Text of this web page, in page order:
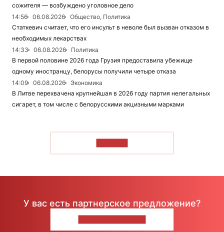
сожителя — возбуждено уголовное дело
14:56
06.08.2026
Общество, Политика
Статкевич считает, что его инсульт в неволе был вызван отказом в
необходимых лекарствах
14:33
06.08.2026
Политика
В первой половине 2026 года Грузия предоставила убежище
одному иностранцу, белорусы получили четыре отказа
14:09
06.08.2026
Экономика
В Литве перехвачена крупнейшая в 2026 году партия нелегальных
сигарет, в том числе с белорусскими акцизными марками
У вас есть партнерское предложение?